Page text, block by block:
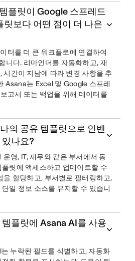
플릿이 Google 스프레드
릿보다 어떤 점이 더 나은
터를 더 큰 워크플로에 연결하여
니다. 리마인더를 자동화하고, 재
시간이 지남에 따라 변경 사항을 추
Asana는 Excel 및 Google 스프레
고서 또는 백업을 위해 데이터를
의 공유 템플릿으로 인벤
나요?
영, IT, 재무와 같은 부서에서 동
릿에 액세스하고 업데이트할 수
을 할당하고, 부서별로 필터링하고,
일 정보 소스를 유지할 수 있습니
플릿에 Asana AI를 사용
누락된 필드를 식별하고, 자동화